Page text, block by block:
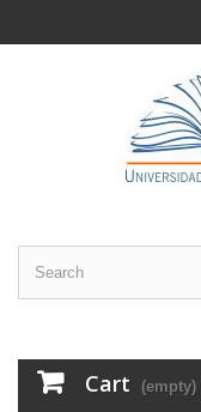
Cart (empty)